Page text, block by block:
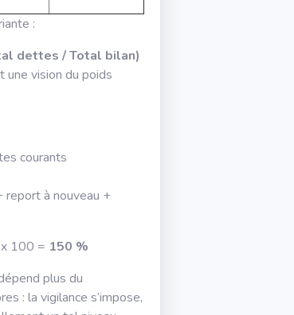
:
dettes / Total bilan)
vision du poids
courants
report à nouveau +
100 = 150 %
plus du
: la vigilance s’impose,